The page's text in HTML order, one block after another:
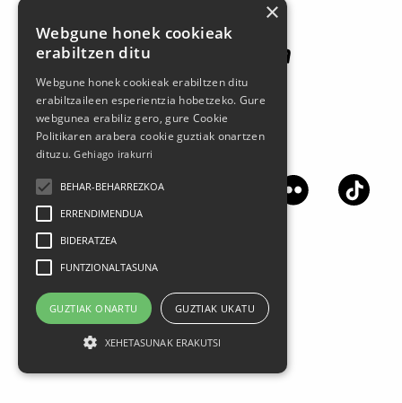
Síguenos en las redes sociales
×
Webgune honek cookieak
erabiltzen ditu
Webgune honek cookieak erabiltzen ditu
erabiltzaileen esperientzia hobetzeko. Gure
webgunea erabiliz gero, gure Cookie
Politikaren arabera cookie guztiak onartzen
dituzu.Gehiago irakurri
BEHAR-BEHARREZKOA
ERRENDIMENDUA
BIDERATZEA
FUNTZIONALTASUNA
GUZTIAK ONARTU GUZTIAK UKATU
XEHETASUNAK ERAKUTSI